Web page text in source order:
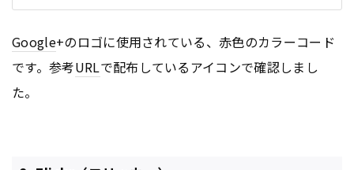
Google+のロゴに使用されている、赤色のカラーコード
です。参考URLで配布しているアイコンで確認しまし
た。